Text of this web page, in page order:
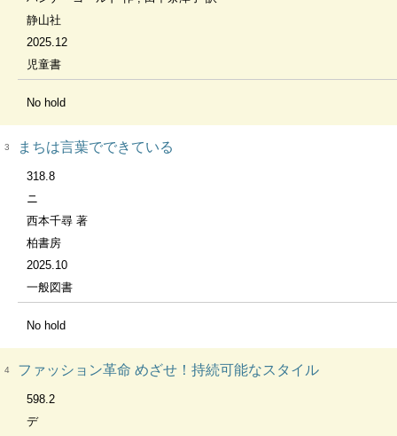
静山社
2025.12
児童書
No hold
3 まちは言葉でできている
318.8
ニ
西本千尋 著
柏書房
2025.10
一般図書
No hold
4 ファッション革命 めざせ！持続可能なスタイル
598.2
デ